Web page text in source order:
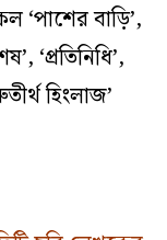
‘পাশের বাড়ি’,
‘প্রতিনিধি’,
হিংলাজ’